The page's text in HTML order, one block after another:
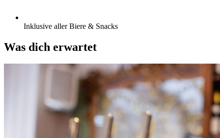
Inklusive aller Biere & Snacks
Was dich erwartet